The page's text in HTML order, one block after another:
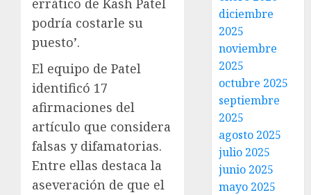
errático de Kash Patel
podría costarle su
puesto’.
El equipo de Patel
identificó 17
afirmaciones del
artículo que considera
falsas y difamatorias.
Entre ellas destaca la
aseveración de que el
diciembre
2025
noviembre
2025
octubre 2025
septiembre
2025
agosto 2025
julio 2025
junio 2025
mayo 2025